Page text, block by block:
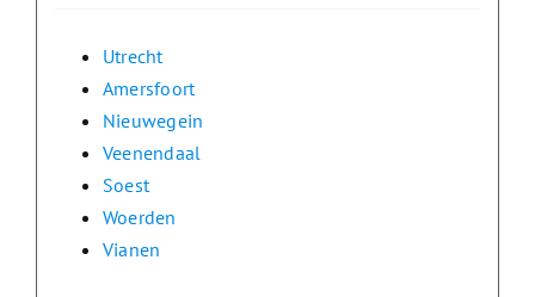
Utrecht
Amersfoort
Nieuwegein
Veenendaal
Soest
Woerden
Vianen